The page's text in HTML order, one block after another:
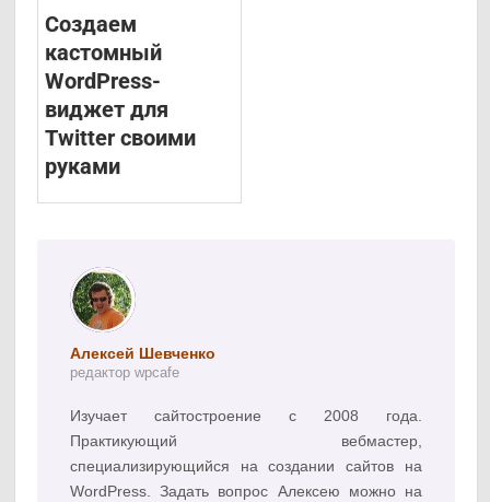
Создаем
кастомный
WordPress-
виджет для
Twitter своими
руками
Алексей Шевченко
редактор wpcafe
Изучает сайтостроение с 2008 года.
Практикующий вебмастер,
специализирующийся на создании сайтов на
WordPress. Задать вопрос Алексею можно на